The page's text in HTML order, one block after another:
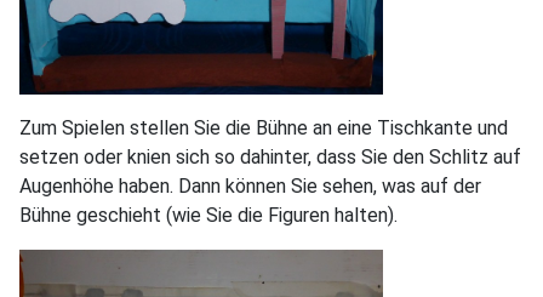
Zum Spielen stellen Sie die Bühne an eine Tischkante und
setzen oder knien sich so dahinter, dass Sie den Schlitz auf
Augenhöhe haben. Dann können Sie sehen, was auf der
Bühne geschieht (wie Sie die Figuren halten).